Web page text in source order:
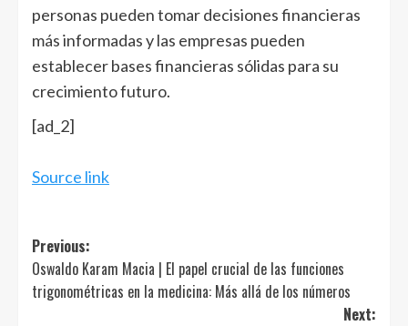
personas pueden tomar decisiones financieras
más informadas y las empresas pueden
establecer bases financieras sólidas para su
crecimiento futuro.
[ad_2]
Source link
Post
navigation
Previous:
Oswaldo Karam Macia | El papel crucial de las funciones
trigonométricas en la medicina: Más allá de los números
Next: